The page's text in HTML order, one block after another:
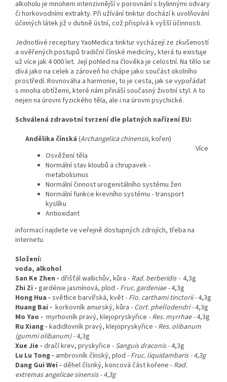
alkoholu je mnohem intenzivnější v porovnání s bylinnými odvary
či horkovodními extrakty. Při užívání tinktur dochází k uvolňování
účinných látek již v dutině ústní, což přispívá k vyšší účinnosti.
Jednotlivé receptury YaoMedica tinktur vycházejí ze zkušeností
a ověřených postupů tradiční čínské medicíny, která tu existuje
už více jak 4 000 let. Její pohled na člověka je celostní. Na tělo se
dívá jako na celek a zároveň ho chápe jako součást okolního
prostředí. Rovnováha a harmonie, to je cesta, jak se vypořádat
s mnoha obtížemi, které nám přináší současný životní styl. A to
nejen na úrovni fyzického těla, ale i na úrovni psychické.
Schválená zdravotní tvrzení dle platných nařízení EU:
Andělika čínská (Archangelica chinensis,kořen)
Osvěžení těla
Normální stav kloubů a chrupavek -
metabolismus
Normální činnost urogenitálního systému žen
Normální funkce krevního systému - transport
kyslíku
Antioxidant
Více
informací najdete ve veřejně dostupných zdrojích, třeba na
internetu.
Složení:
voda, alkohol
San Ke Zhen - dřišťál wallichův, kůra - Rad. berberidis - 4,3g
Zhi Zi - gardénie jasmínová, plod - Fruc. gardeniae -4,3g
Hong Hua - světlice barvířská, květ - Flo. carthami tinctorii -4,3g
Huang Bai - korkovník amurský, kůra - Cort. phellodendri -4,3g
Mo Yao - myrhovník pravý, klejopryskyřice - Res. myrrhae -4,3g
Ru Xiang - kadidlovník pravý, klejopryskyřice - Res. olibanum
(gummi olibanum) -4,3g
Xue Jie - dračí krev, pryskyřice - Sanguis draconis -4,3g
Lu Lu Tong - ambrovník čínský, plod - Fruc. liquidambaris - 4,3g
Dang Gui Wei - děhel čísnký, koncová část kořene - Rad.
extremas angelicae sinensis - 4,3g